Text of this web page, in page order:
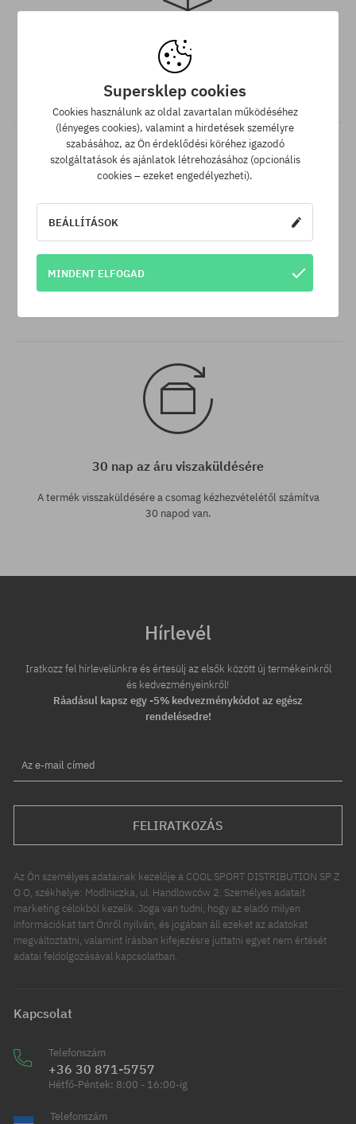
Ingyenes szállítás 25 000 Ft-tól
Minden 25 000 Ft. feletti megrendelést INGYEN szállítunk GLS
átvételi pontokra.
Legjobb ár garancia
A legjobb árak nálunk vannak, de ha véletlenül egy más
webáruházban megtalálnád a termékünket alacsonyabb áron,
30 nap az áru viszaküldésére
A termék visszaküldésére a csomag kézhezvételétől számítva
30 napod van.
Hírlevél
Iratkozz fel hírlevelünkre és értesülj az elsők között új termékeinkről
és kedvezményeinkről!
Ráadásul kapsz egy -5% kedvezménykódot az egész
rendelésedre!
Az e-mail címed
FELIRATKOZÁS
Az Ön személyes adatainak kezelője a COOL SPORT DISTRIBUTION SP Z
O O, székhelye: Modlniczka, ul. Handlowców 2. Személyes adatait
marketing célokból kezelik. Joga van tudni, hogy az eladó milyen
információkat tart Önről nyilván, és jogában áll ezeket az adatokat
megváltoztatni, valamint írásban kifejezésre juttatni egyet nem értését
adatai feldolgozásával kapcsolatban.
Kapcsolat
Telefonszám
+36 30 871-5757
Hétfő-Péntek: 8:00 - 16:00-ig
Telefonszám
Supersklep cookies
Cookies használunk az oldal zavartalan működéséhez
(lényeges cookies), valamint a hirdetések személyre
szabásához, az Ön érdeklődési köréhez igazodó
szolgáltatások és ajánlatok létrehozásához (opcionális
cookies – ezeket engedélyezheti).
BEÁLLÍTÁSOK
MINDENT ELFOGAD